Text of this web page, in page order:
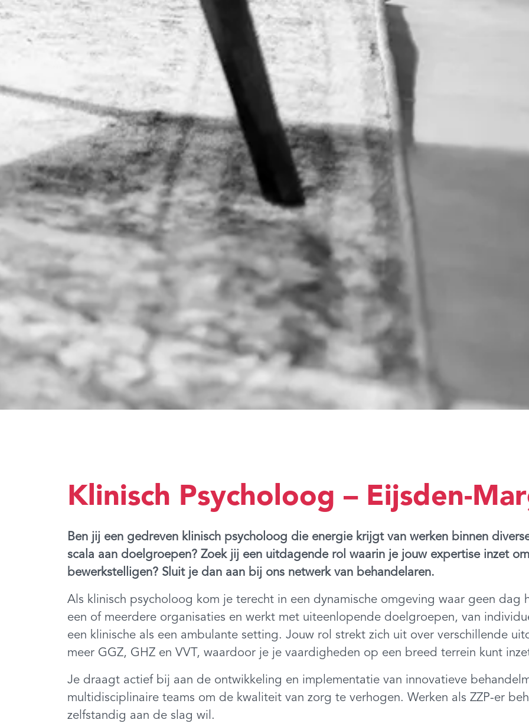
Klinisch Psycholoog – Eijsden-
Ben jij een gedreven klinisch psycholoog die energie krijgt van werken binnen
scala aan doelgroepen? Zoek jij een uitdagende rol waarin je jouw expertise inzet
bewerkstelligen? Sluit je dan aan bij ons netwerk van behandelaren.
Als klinisch psycholoog kom je terecht in een dynamische omgeving waar geen dag
een of meerdere organisaties en werkt met uiteenlopende doelgroepen, van
een klinische als een ambulante setting. Jouw rol strekt zich uit over verschillende
meer GGZ, GHZ en VVT, waardoor je je vaardigheden op een breed terrein kunt
Je draagt actief bij aan de ontwikkeling en implementatie van innovatieve
multidisciplinaire teams om de kwaliteit van zorg te verhogen. Werken als ZZP-er
zelfstandig aan de slag wil.